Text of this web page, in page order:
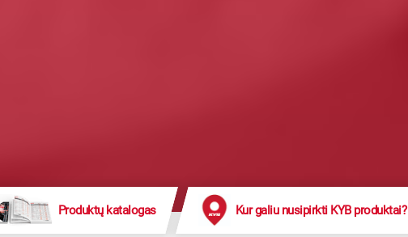
Produktų katalogas Kur galiu nusipirkti KYB produktai?